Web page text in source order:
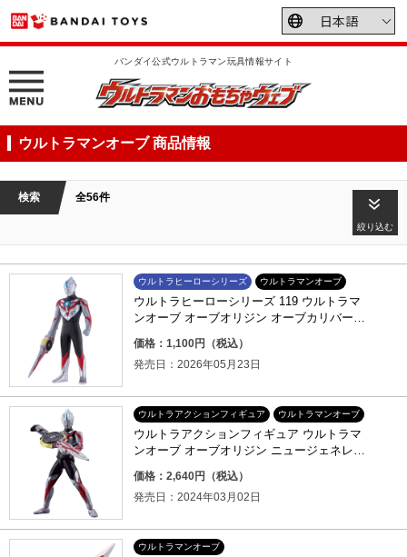
バンダイ公式ウルトラマン玩具情報サイト
ウルトラマンオーブ 商品情報
検索 全56件
絞り込む
ウルトラヒーローシリーズ ウルトラマンオーブ
ウルトラヒーローシリーズ 119 ウルトラマ
ンオーブ オーブオリジン オーブカリバーve
価格：1,100円（税込）
発売日：2026年05月23日
ウルトラアクションフィギュア ウルトラマンオーブ
ウルトラアクションフィギュア ウルトラマ
ンオーブ オーブオリジン ニュージェネレー
ションスターズセット
価格：2,640円（税込）
発売日：2024年03月02日
ウルトラマンオーブ